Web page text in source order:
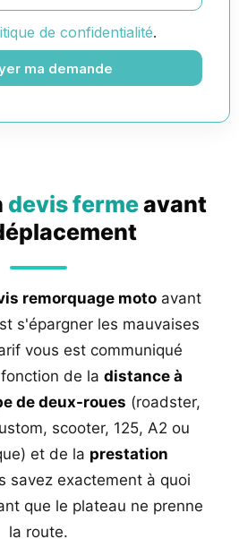
de confidentialité.
ma demande
devis fermeavant
remorquage moto avant
s'épargner les mauvaises
vous est communiqué
de la distance à
de deux-roues (roadster,
scooter, 125, A2 ou
et de la prestation
savez exactement à quoi
que le plateau ne prenne
la route.